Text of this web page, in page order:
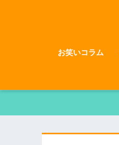
お笑いコラム